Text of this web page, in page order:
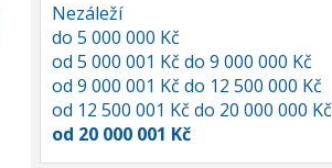
Nezáleží
do 5 000 000 Kč
od 5 000 001 Kč do 9 000 000 Kč
od 9 000 001 Kč do 12 500 000 Kč
od 12 500 001 Kč do 20 000 000 Kč
od 20 000 001 Kč